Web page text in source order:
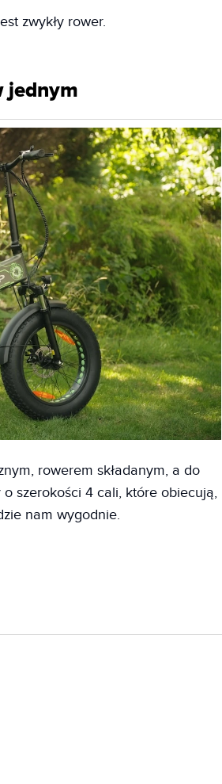
zwykły rower.
jednym
rowerem składanym, a do
szerokości 4 cali, które obiecują,
nam wygodnie.